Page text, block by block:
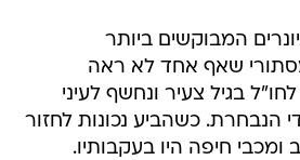
המבוקשים ביותר
שאף אחד לא ראה
בגיל צעיר ונחשף לעיני
הנבחרת. כשהביע נכונות לחזור
חיפה היו בעקבותיו.